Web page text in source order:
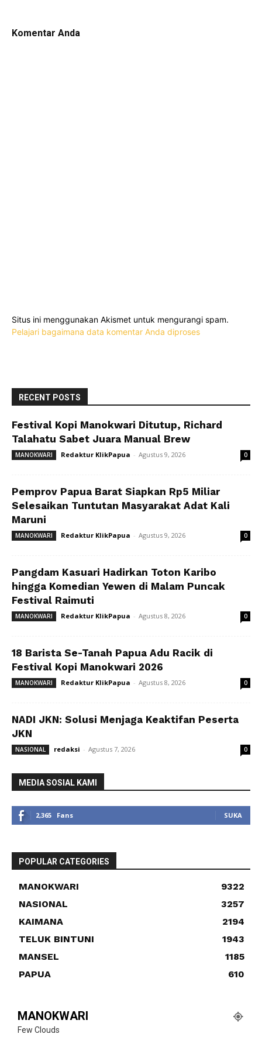
Komentar Anda
Situs ini menggunakan Akismet untuk mengurangi spam.
Pelajari bagaimana data komentar Anda diproses
RECENT POSTS
Festival Kopi Manokwari Ditutup, Richard
Talahatu Sabet Juara Manual Brew
MANOKWARI Redaktur KlikPapua - Agustus 9, 2026 0
Pemprov Papua Barat Siapkan Rp5 Miliar
Selesaikan Tuntutan Masyarakat Adat Kali
Maruni
MANOKWARI Redaktur KlikPapua - Agustus 9, 2026 0
Pangdam Kasuari Hadirkan Toton Karibo
hingga Komedian Yewen di Malam Puncak
Festival Raimuti
MANOKWARI Redaktur KlikPapua - Agustus 8, 2026 0
18 Barista Se-Tanah Papua Adu Racik di
Festival Kopi Manokwari 2026
MANOKWARI Redaktur KlikPapua - Agustus 8, 2026 0
NADI JKN: Solusi Menjaga Keaktifan Peserta
JKN
NASIONAL redaksi - Agustus 7, 2026 0
MEDIA SOSIAL KAMI
2,365 Fans SUKA
POPULAR CATEGORIES
MANOKWARI
9322
NASIONAL
3257
KAIMANA
2194
TELUK BINTUNI
1943
MANSEL
1185
PAPUA
610
MANOKWARI
Few Clouds